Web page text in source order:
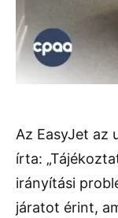
Az EasyJet az
írta:
irányítási
járatot érint,